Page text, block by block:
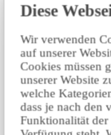
Diese
Wir verwenden
auf unserer
Cookies müssen
unserer Website
welche
dass je nach den
Funktionalität